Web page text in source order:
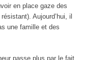
en place gaze des
Aujourd’hui, il
une famille et des
passe plus par le fait